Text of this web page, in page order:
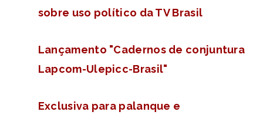
sobre uso político da TV Brasil
Lançamento "Cadernos de conjuntura
Lapcom-Ulepicc-Brasil"
Exclusiva para palanque e